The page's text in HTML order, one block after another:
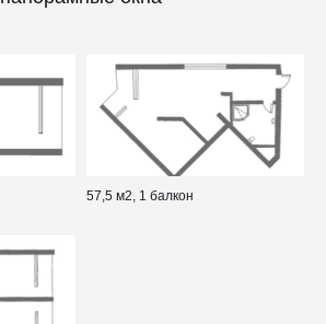
57,5 м2, 1 балкон